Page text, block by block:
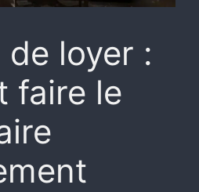
de loyer :
faire le